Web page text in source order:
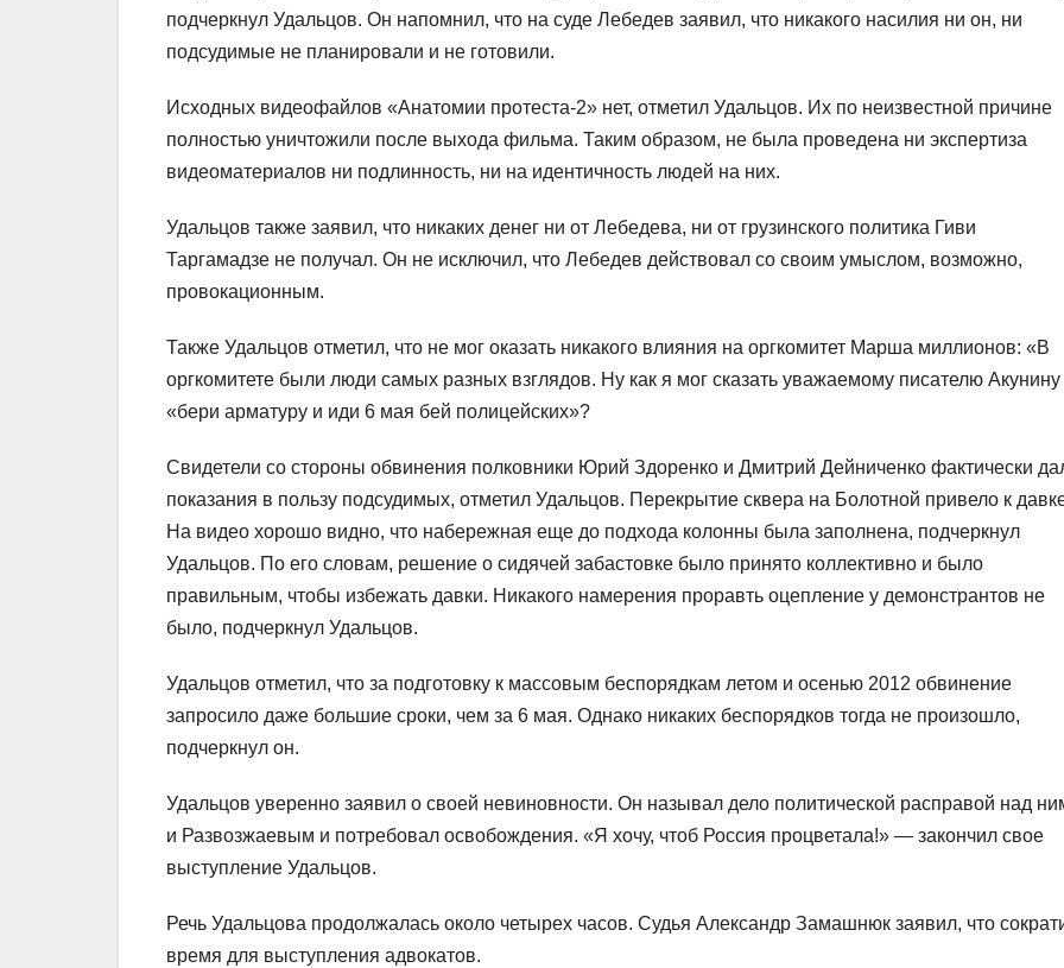
подчеркнул Удальцов. Он напомнил, что на суде Лебедев заявил, что никакого насилия ни он, ни
подсудимые не планировали и не готовили.
Исходных видеофайлов «Анатомии протеста-2» нет, отметил Удальцов. Их по неизвестной причине
полностью уничтожили после выхода фильма. Таким образом, не была проведена ни экспертиза
видеоматериалов ни подлинность, ни на идентичность людей на них.
Удальцов также заявил, что никаких денег ни от Лебедева, ни от грузинского политика Гиви
Таргамадзе не получал. Он не исключил, что Лебедев действовал со своим умыслом, возможно,
провокационным.
Также Удальцов отметил, что не мог оказать никакого влияния на оргкомитет Марша миллионов: «В
оргкомитете были люди самых разных взглядов. Ну как я мог сказать уважаемому писателю Акунину
«бери арматуру и иди 6 мая бей полицейских»?
Свидетели со стороны обвинения полковники Юрий Здоренко и Дмитрий Дейниченко фактически
показания в пользу подсудимых, отметил Удальцов. Перекрытие сквера на Болотной привело к
На видео хорошо видно, что набережная еще до подхода колонны была заполнена, подчеркнул
Удальцов. По его словам, решение о сидячей забастовке было принято коллективно и было
правильным, чтобы избежать давки. Никакого намерения проравть оцепление у демонстрантов не
было, подчеркнул Удальцов.
Удальцов отметил, что за подготовку к массовым беспорядкам летом и осенью 2012 обвинение
запросило даже большие сроки, чем за 6 мая. Однако никаких беспорядков тогда не произошло,
подчеркнул он.
Удальцов уверенно заявил о своей невиновности. Он называл дело политической расправой над
и Развозжаевым и потребовал освобождения. «Я хочу, чтоб Россия процветала!» — закончил свое
выступление Удальцов.
Речь Удальцова продолжалась около четырех часов. Судья Александр Замашнюк заявил, что
время для выступления адвокатов.